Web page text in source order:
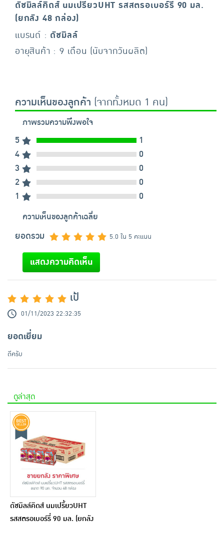
ดัชมิลล์คิดส์ นมเปรี้ยวUHT รสสตรอเบอร์รี่ 90 มล.
(ยกลัง 48 กล่อง)
แบรนด์ : ดัชมิลล์
อายุสินค้า : 9 เดือน (นับจากวันผลิต)
ความเห็นของลูกค้า (จากทั้งหมด 1 คน)
ภาพรวมความพึงพอใจ
5
1
4
0
3
0
2
0
1
0
ความเห็นของลูกค้าเฉลี่ย
ยอดรวม 5.0 ใน 5 คะแนน
แสดงความคิดเห็น
เป้
01/11/2023 22:32:35
ยอดเยี่ยม
ดีครับ
ดูล่าสุด
ดัชมิลล์คิดส์ นมเปรี้ยวUHT
รสสตรอเบอร์รี่ 90 มล. (ยกลัง